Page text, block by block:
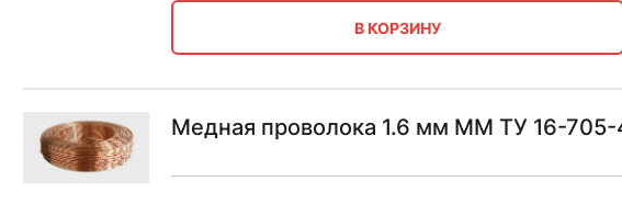
В КОРЗИНУ
Медная проволока 1.6 мм ММ ТУ 16-